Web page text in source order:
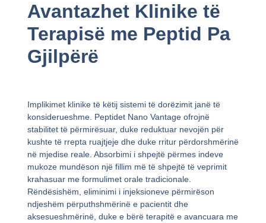
Avantazhet Klinike të
Terapisë me Peptid Pa
Gjilpërë
Implikimet klinike të këtij sistemi të dorëzimit janë të
konsiderueshme. Peptidet Nano Vantage ofrojnë
stabilitet të përmirësuar, duke reduktuar nevojën për
kushte të rrepta ruajtjeje dhe duke rritur përdorshmërinë
në mjedise reale. Absorbimi i shpejtë përmes indeve
mukoze mundëson një fillim më të shpejtë të veprimit
krahasuar me formulimet orale tradicionale.
Rëndësishëm, eliminimi i injeksioneve përmirëson
ndjeshëm përputhshmërinë e pacientit dhe
aksesueshmërinë, duke e bërë terapitë e avancuara me